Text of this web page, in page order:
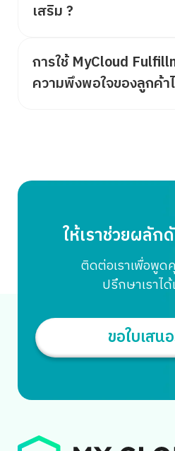
เสริม ?
การใช้ MyCloud
ความพึงพอใจของลูกค้า
ให้เราช่วยผลั
ติดต่อเราเพื่อพูด
ปรึกษาเราไ
ขอใบเสน